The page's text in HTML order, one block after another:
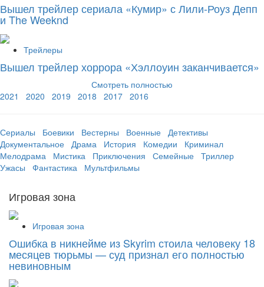
Вышел трейлер сериала «Кумир» с Лили-Роуз Депп
и The Weeknd
Трейлеры
Вышел трейлер хоррора «Хэллоуин заканчивается»
Смотреть полностью
2021
2020 2019 2018 2017 2016
Сериалы Боевики Вестерны Военные
Детективы
Документальное
Драма История Комедии
Криминал
Мелодрама
Мистика Приключения Семейные Триллер
Ужасы
Фантастика Мультфильмы
Игровая зона
Игровая зона
Ошибка в никнейме из Skyrim стоила человеку 18
месяцев тюрьмы — суд признал его полностью
невиновным